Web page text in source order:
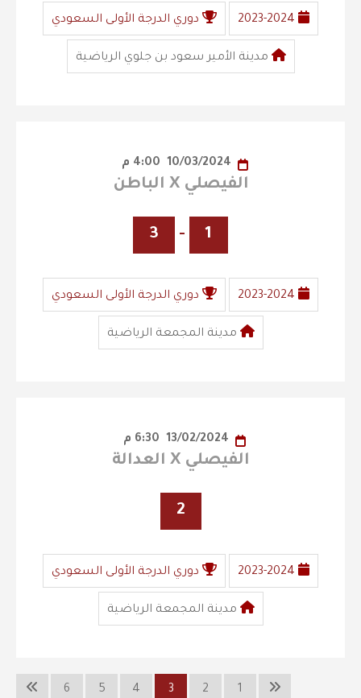
2023-2024 دوري الدرجة الأولى السعودي
مدينة الأمير سعود بن جلوي الرياضية
الفيصلي X الباطن
1
-
3
2023-2024 دوري الدرجة الأولى السعودي
مدينة المجمعة الرياضية
الفيصلي X العدالة
2
2023-2024 دوري الدرجة الأولى السعودي
مدينة المجمعة الرياضية
1
2
3
4
5
6